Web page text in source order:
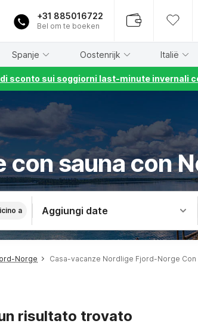
+31 885016722
Bel om te boeken
Spanje Oostenrijk Italië
sconto sui soggiorni last-minute invernali
con sauna con
a Aggiungi date
Norge Casa-vacanze Nordlige Fjord-Norge Con
risultato trovato